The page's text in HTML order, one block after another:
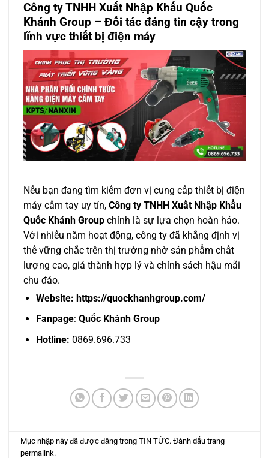
Công ty TNHH Xuất Nhập Khẩu Quốc
Khánh Group – Đối tác đáng tin cậy trong
lĩnh vực thiết bị điện máy
Nếu bạn đang tìm kiếm đơn vị cung cấp thiết bị điện
máy cầm tay uy tín, Công ty TNHH Xuất Nhập Khẩu
Quốc Khánh Group chính là sự lựa chọn hoàn hảo.
Với nhiều năm hoạt động, công ty đã khẳng định vị
thế vững chắc trên thị trường nhờ sản phẩm chất
lượng cao, giá thành hợp lý và chính sách hậu mãi
chu đáo.
Website: https://quockhanhgroup.com/
Fanpage: Quốc Khánh Group
Hotline: 0869.696.733
Mục nhập này đã được đăng trongTIN TỨC. Đánh dấu trang
permalink.